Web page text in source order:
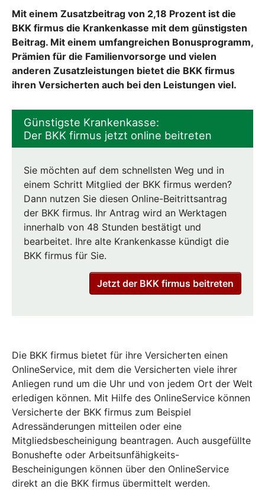
Mit einem Zusatzbeitrag von 2,18 Prozent ist die
BKK firmus die Krankenkasse mit dem günstigsten
Beitrag. Mit einem umfangreichen Bonusprogramm,
Prämien für die Familienvorsorge und vielen
anderen Zusatzleistungen bietet die BKK firmus
ihren Versicherten auch bei den Leistungen viel.
Günstigste Krankenkasse:
Der BKK firmus jetzt online beitreten
Sie möchten auf dem schnellsten Weg und in
einem Schritt Mitglied der BKK firmus werden?
Dann nutzen Sie diesen Online-Beitrittsantrag
der BKK firmus. Ihr Antrag wird an Werktagen
innerhalb von 48 Stunden bestätigt und
bearbeitet. Ihre alte Krankenkasse kündigt die
BKK firmus für Sie.
Jetzt der BKK firmus beitreten
Die BKK firmus bietet für ihre Versicherten einen
OnlineService, mit dem die Versicherten viele ihrer
Anliegen rund um die Uhr und von jedem Ort der Welt
erledigen können. Mit Hilfe des OnlineService können
Versicherte der BKK firmus zum Beispiel
Adressänderungen mitteilen oder eine
Mitgliedsbescheinigung beantragen. Auch ausgefüllte
Bonushefte oder Arbeitsunfähigkeits-
Bescheinigungen können über den OnlineService
direkt an die BKK firmus übermittelt werden.